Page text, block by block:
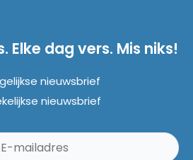
Elke dag vers. Mis niks!
nieuwsbrief
nieuwsbrief